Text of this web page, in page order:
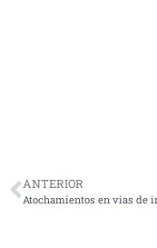
ANTERIOR